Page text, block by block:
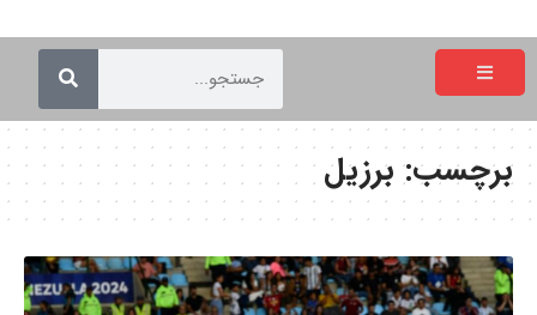
برچسب:برزیل